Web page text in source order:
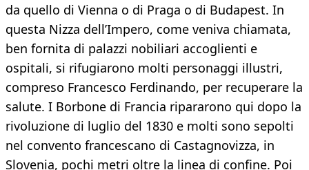
da quello di Vienna o di Praga o di Budapest. In
questa Nizza dell’Impero, come veniva chiamata,
ben fornita di palazzi nobiliari accoglienti e
ospitali, si rifugiarono molti personaggi illustri,
compreso Francesco Ferdinando, per recuperare la
salute. I Borbone di Francia ripararono qui dopo la
rivoluzione di luglio del 1830 e molti sono sepolti
nel convento francescano di Castagnovizza, in
Slovenia, pochi metri oltre la linea di confine. Poi